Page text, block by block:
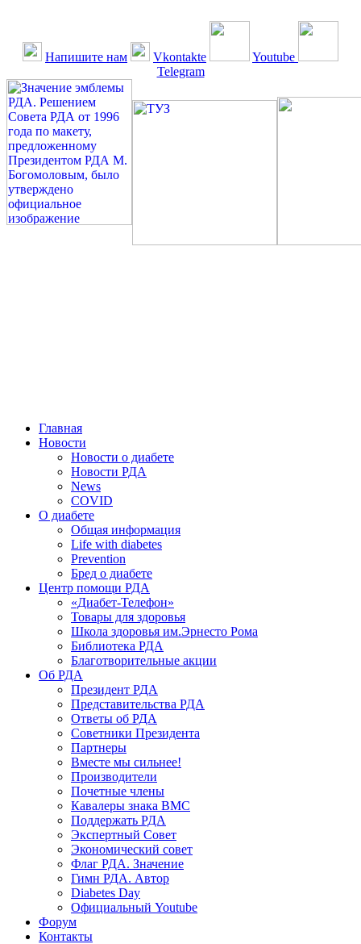
Напишите нам Vkontakte
Youtube
Telegram
Главная
Новости
Новости о диабете
Новости РДА
News
COVID
О диабете
Общая информация
Life with diabetes
Prevention
Бред о диабете
Центр помощи РДА
«Диабет-Телефон»
Товары для здоровья
Школа здоровья им.Эрнесто Рома
Библиотека РДА
Благотворительные акции
Об РДА
Президент РДА
Представительства РДА
Ответы об РДА
Советники Президента
Партнеры
Вместе мы сильнее!
Производители
Почетные члены
Кавалеры знака ВМС
Поддержать РДА
Экспертный Совет
Экономический совет
Флаг РДА. Значение
Гимн РДА. Автор
Diabetes Day
Официальный Youtube
Форум
Контакты